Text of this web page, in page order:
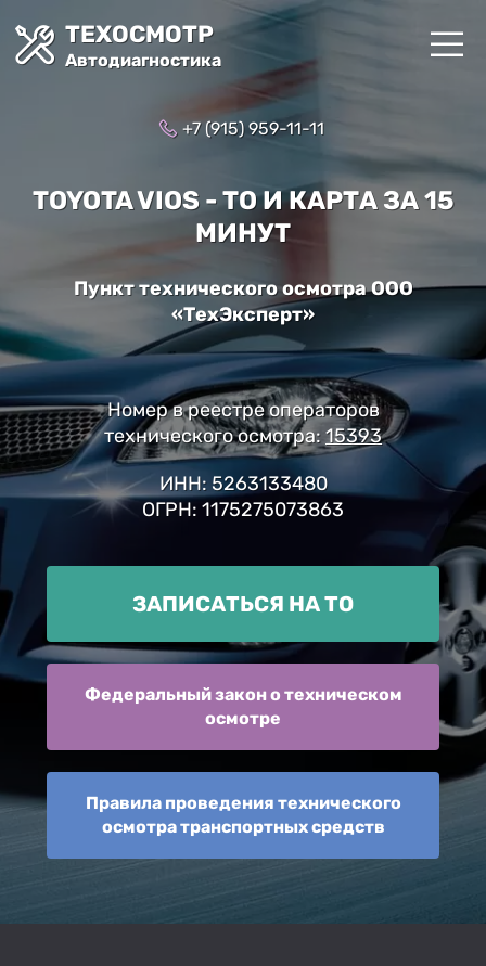
ТЕХОСМОТР
Автодиагностика
+7 (915) 959-11-11
TOYOTA VIOS - ТО И КАРТА ЗА 15
МИНУТ
Пункт технического осмотра ООО
«ТехЭксперт»
Номер в реестре операторов
технического осмотра: 15393
ИНН: 5263133480
ОГРН: 1175275073863
ЗАПИСАТЬСЯ НА ТО
Федеральный закон о техническом
осмотре
Правила проведения технического
осмотра транспортных средств